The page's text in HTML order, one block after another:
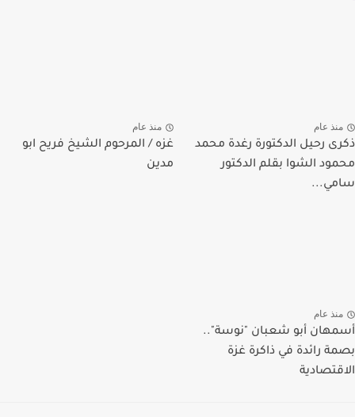
منذ عام
ذكرى رحيل الدكتورة رغدة محمد
محمود الشوا بقلم الدكتور
سامي...
منذ عام
غزه / المرحوم الشيخ فريح ابو
مدين
منذ عام
أسمهان أبو شعبان "نوسة"..
بصمة رائدة في ذاكرة غزة
الاقتصادية